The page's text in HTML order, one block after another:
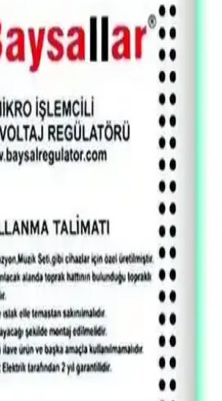
54. Yıl Dönümü ve
Tarihçesi
öncüsü olarak 54 yıl önce
teknolojisi askeri ve ticari alanlarda
kuantum işlemcilere doğru evriliyor.
Tasarımı ve Dijital Elektronik
sayıyı ve elde değerini toplayarak
kapılarıyla tasarlanır ve sayısal
bir bileşendir.
Elektroniğin Tarihsel Belleği ve
programlanabilir bellekler olarak
Mikroskop incelemeleri, üretim
ortaya koyar.
Seyir Füzesine Ait Gelişmiş
Özellikleri
olduğu belirtilen devre kartı, Xilinx
donatılmış, yüksek G kuvvetlerine